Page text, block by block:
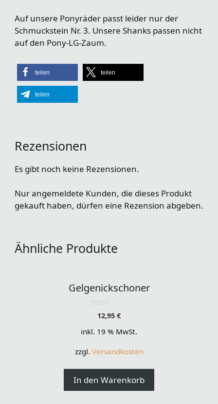
Auf unsere Ponyräder passt leider nur der
Schmuckstein Nr. 3. Unsere Shanks passen nicht
auf den Pony-LG-Zaum.
teilen teilen
teilen
Rezensionen
Es gibt noch keine Rezensionen.
Nur angemeldete Kunden, die dieses Produkt
gekauft haben, dürfen eine Rezension abgeben.
Ähnliche Produkte
Gelgenickschoner
t
5
12,95 €
inkl. 19 % MwSt.
zzgl. Versandkosten
In den Warenkorb